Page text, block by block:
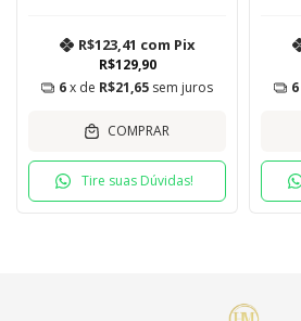
R$129,90
R$123,41 com Pix
6x de R$21,65 sem juros
COMPRAR
Tire suas Dúvidas!
6